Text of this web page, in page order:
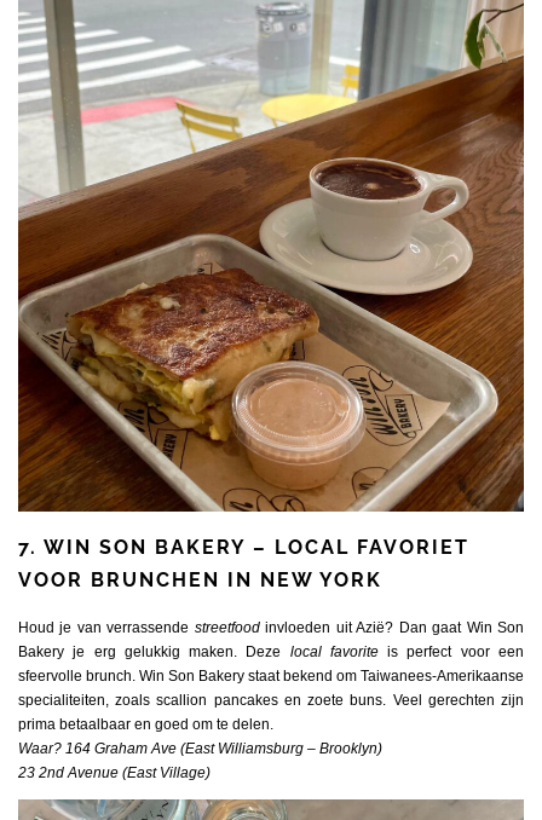
7. WIN SON BAKERY – LOCAL FAVORIET
VOOR BRUNCHEN IN NEW YORK
Houd je van verrassende streetfoodinvloeden uit Azië? Dan gaat Win Son
Bakery je erg gelukkig maken. Deze local favoriteis perfect voor een
sfeervolle brunch. Win Son Bakery staat bekend om Taiwanees-Amerikaanse
specialiteiten, zoals scallion pancakes en zoete buns. Veel gerechten zijn
prima betaalbaar en goed om te delen.
Waar? 164 Graham Ave (East Williamsburg – Brooklyn)
23 2nd Avenue (East Village)